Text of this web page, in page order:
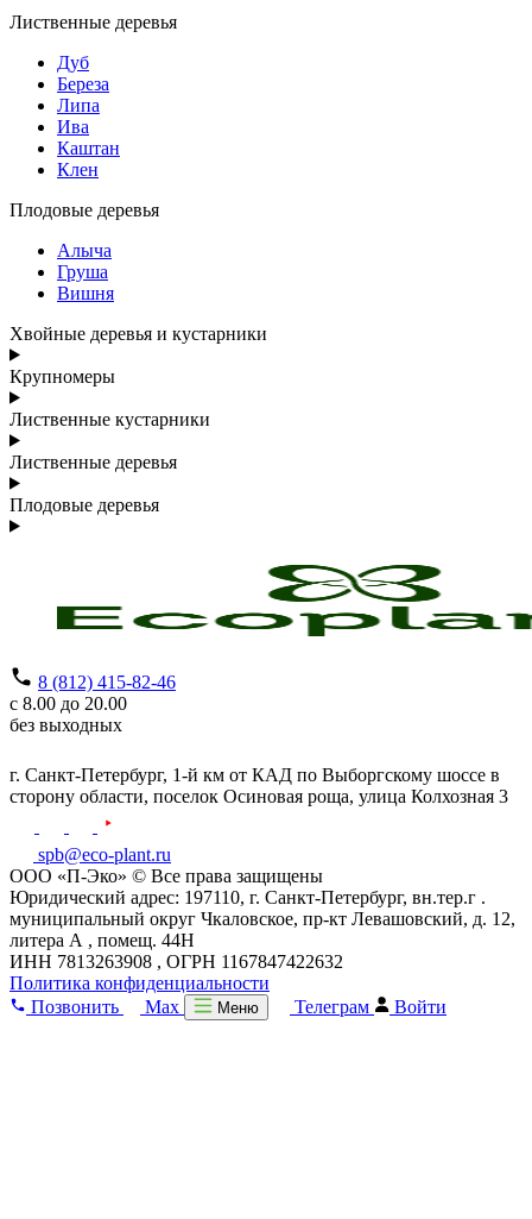
Лиственные деревья
Дуб
Береза
Липа
Ива
Каштан
Клен
Плодовые деревья
Алыча
Груша
Вишня
Хвойные деревья и кустарники
Крупномеры
Лиственные кустарники
Лиственные деревья
Плодовые деревья
8 (812) 415-82-46
с 8.00 до 20.00
без выходных
г. Санкт-Петербург, 1-й км от КАД по Выборгскому шоссе в
сторону области, поселок Осиновая роща, улица Колхозная 3
spb@eco-plant.ru
ООО «П-Эко» © Все права защищены
Юридический адрес: 197110, г. Санкт-Петербург, вн.тер.г .
муниципальный округ Чкаловское, пр-кт Левашовский, д. 12,
литера А , помещ. 44Н
ИНН 7813263908 , ОГРН 1167847422632
Политика конфиденциальности
Позвонить
Max Меню Телеграм Войти